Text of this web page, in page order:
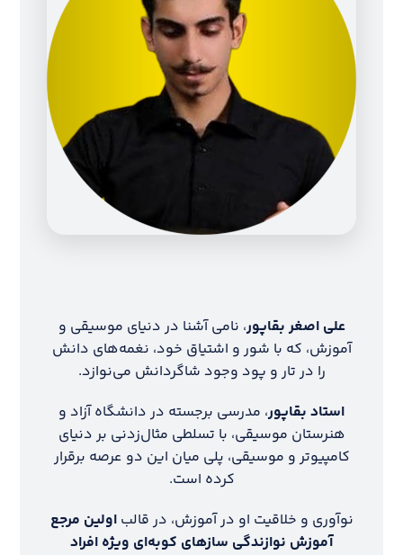
علی اصغر بقاپور، نامی آشنا در دنیای موسیقی و
آموزش، که با شور و اشتیاق خود، نغمه‌های دانش
را در تار و پود وجود شاگردانش می‌نوازد.
استاد بقاپور، مدرسی برجسته در دانشگاه آزاد و
هنرستان موسیقی، با تسلطی مثال‌زدنی بر دنیای
کامپیوتر و موسیقی، پلی میان این دو عرصه برقرار
کرده است.
نوآوری و خلاقیت او در آموزش، در قالباولین مرجع
آموزش نوازندگی سازهای کوبه‌ای ویژه افراد